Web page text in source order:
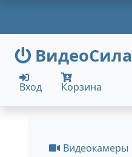
ВидеоСила
Вход Корзина
Видеокамеры